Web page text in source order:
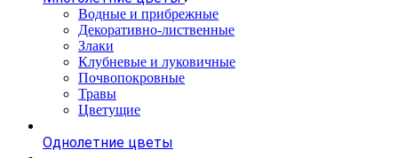
Водные и прибрежные
Декоративно-лиственные
Злаки
Клубневые и луковичные
Почвопокровные
Травы
Цветущие
Однолетние цветы